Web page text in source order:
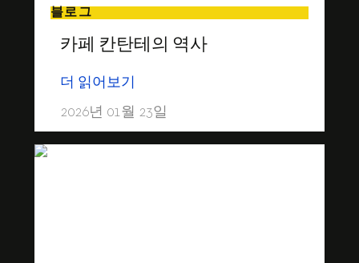
블로그
카페 칸탄테의 역사
더 읽어보기
2026년 01월 23일